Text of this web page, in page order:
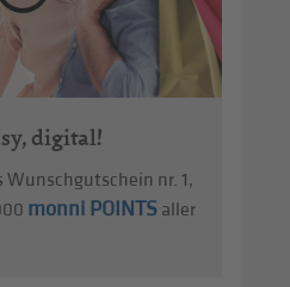
digital!
Wunschgutschein nr. 1,
monni POINTS aller